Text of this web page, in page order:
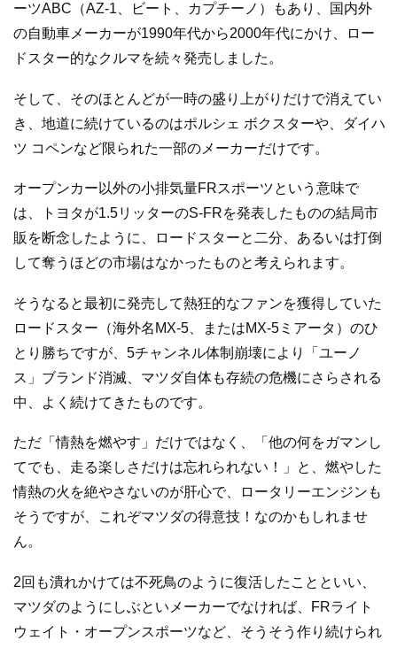
ーツABC（AZ-1、ビート、カプチーノ）もあり、国内外
の自動車メーカーが1990年代から2000年代にかけ、ロー
ドスター的なクルマを続々発売しました。
そして、そのほとんどが一時の盛り上がりだけで消えてい
き、地道に続けているのはポルシェ ボクスターや、ダイハ
ツ コペンなど限られた一部のメーカーだけです。
オープンカー以外の小排気量FRスポーツという意味で
は、トヨタが1.5リッターのS-FRを発表したものの結局市
販を断念したように、ロードスターと二分、あるいは打倒
して奪うほどの市場はなかったものと考えられます。
そうなると最初に発売して熱狂的なファンを獲得していた
ロードスター（海外名MX-5、またはMX-5ミアータ）のひ
とり勝ちですが、5チャンネル体制崩壊により「ユーノ
ス」ブランド消滅、マツダ自体も存続の危機にさらされる
中、よく続けてきたものです。
ただ「情熱を燃やす」だけではなく、「他の何をガマンし
てでも、走る楽しさだけは忘れられない！」と、燃やした
情熱の火を絶やさないのが肝心で、ロータリーエンジンも
そうですが、これぞマツダの得意技！なのかもしれませ
ん。
2回も潰れかけては不死鳥のように復活したことといい、
マツダのようにしぶといメーカーでなければ、FRライト
ウェイト・オープンスポーツなど、そうそう作り続けられ